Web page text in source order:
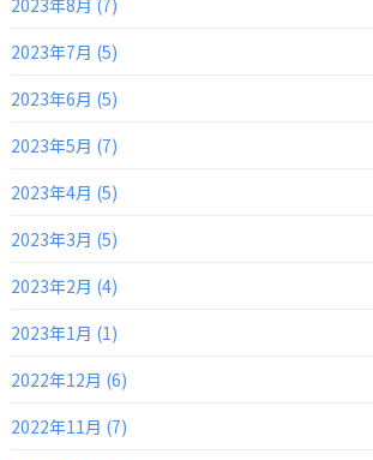
2023年8月 (7)
2023年7月 (5)
2023年6月 (5)
2023年5月 (7)
2023年4月 (5)
2023年3月 (5)
2023年2月 (4)
2023年1月 (1)
2022年12月 (6)
2022年11月 (7)